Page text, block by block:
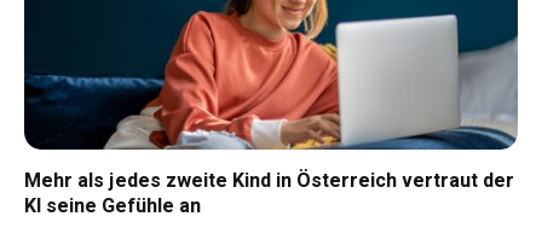
Mehr als jedes zweite Kind in Österreich vertraut der
KI seine Gefühle an